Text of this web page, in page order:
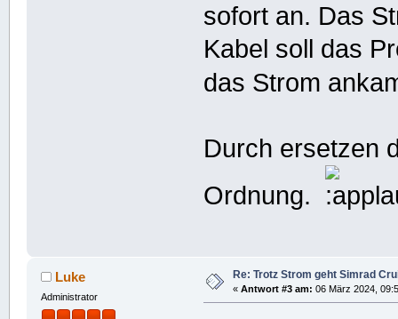
sofort an. Das
Kabel soll das
das Strom
Durch ersetzen
Ordnung.
Luke
Administrator
Re: Trotz Strom geht Simrad
« Antwort #3 am: 06 März 2024,